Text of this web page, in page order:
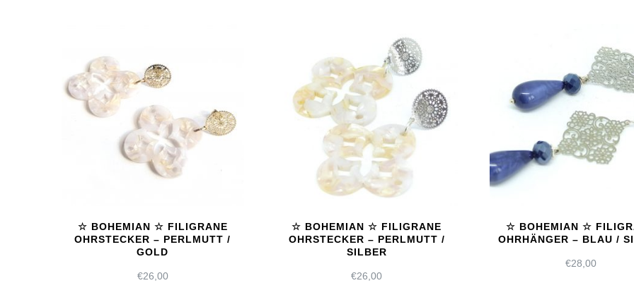
☆ BOHEMIAN ☆ FILIGRANE
OHRSTECKER – PERLMUTT /
GOLD
€26,00
☆ BOHEMIAN ☆ FILIGRANE
OHRSTECKER – PERLMUTT /
SILBER
€26,00
☆ BOHEMIAN ☆
OHRHÄNGER – BLAU /
€28,00